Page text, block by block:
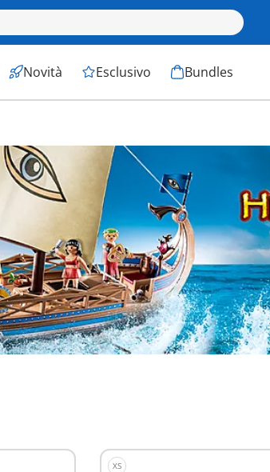
Novità Esclusivo Bundles
XS